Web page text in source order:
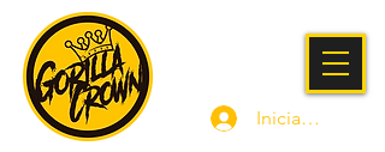
Iniciar sesión